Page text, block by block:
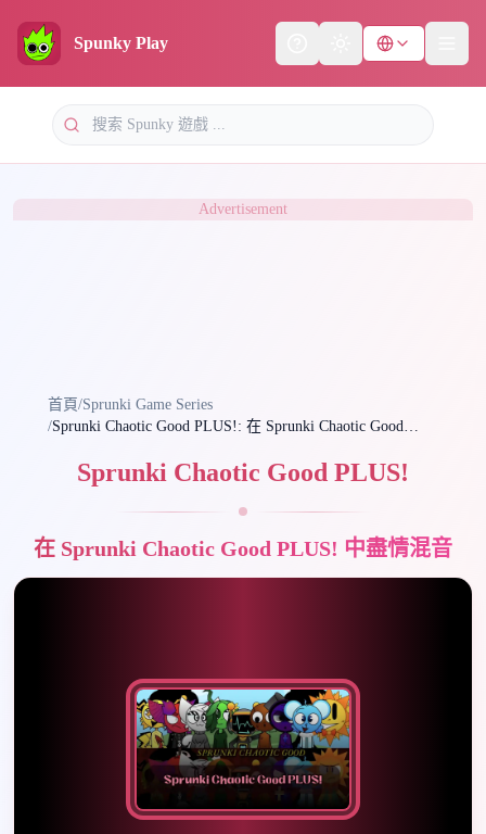
Spunky Play Theme
Advertisement
首頁/Sprunki Game Series
/Sprunki Chaotic Good PLUS!: 在 Sprunki Chaotic Good
Sprunki Chaotic Good PLUS!
在 Sprunki Chaotic Good PLUS! 中盡情混音